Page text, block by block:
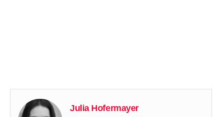
Julia Hofermayer